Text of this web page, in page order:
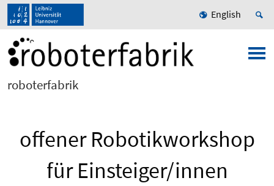
English
roboterfabrik
offener Robotikworkshop
für Einsteiger/innen